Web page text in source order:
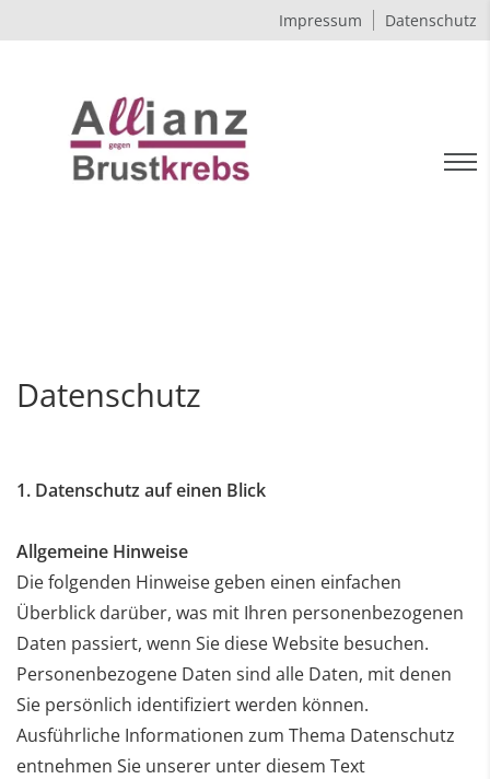
Impressum Datenschutz
Datenschutz
1. Datenschutz auf einen Blick
Allgemeine Hinweise
Die folgenden Hinweise geben einen einfachen
Überblick darüber, was mit Ihren personenbezogenen
Daten passiert, wenn Sie diese Website besuchen.
Personenbezogene Daten sind alle Daten, mit denen
Sie persönlich identifiziert werden können.
Ausführliche Informationen zum Thema Datenschutz
entnehmen Sie unserer unter diesem Text